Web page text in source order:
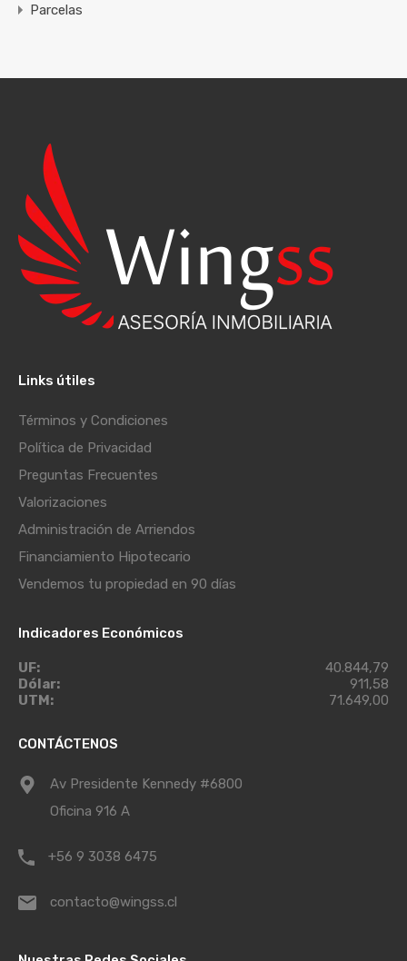
Parcelas
Links útiles
Términos y Condiciones
Política de Privacidad
Preguntas Frecuentes
Valorizaciones
Administración de Arriendos
Financiamiento Hipotecario
Vendemos tu propiedad en 90 días
Indicadores Económicos
UF:
40.844,79
Dólar:
911,58
UTM:
71.649,00
CONTÁCTENOS
Av Presidente Kennedy #6800
Oficina 916 A
+56 9 3038 6475
contacto@wingss.cl